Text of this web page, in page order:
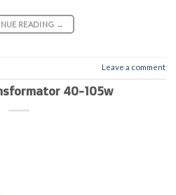
READING →
Leave a comment
40-105w